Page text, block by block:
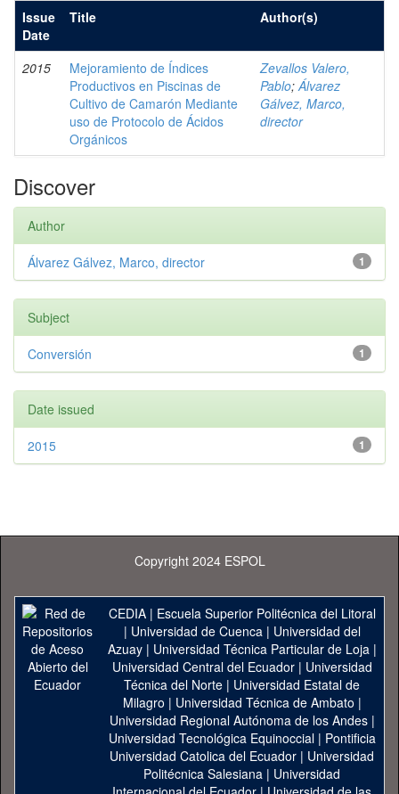
Issue
Date
Title Author(s)
2015
Mejoramiento de Índices
Productivos en Piscinas de
Cultivo de Camarón Mediante
uso de Protocolo de Ácidos
Orgánicos
Zevallos Valero,
Pablo;Álvarez
Gálvez, Marco,
director
Discover
Author
1
Álvarez Gálvez, Marco, director
Subject
1
Conversión
Date issued
1
2015
Copyright 2024 ESPOL
CEDIA| Escuela Superior Politécnica del Litoral
| Universidad de Cuenca| Universidad del
Azuay| Universidad Técnica Particular de Loja|
Universidad Central del Ecuador| Universidad
Técnica del Norte | Universidad Estatal de
Milagro | Universidad Técnica de Ambato |
Universidad Regional Autónoma de los Andes|
Universidad Tecnológica Equinoccial| Pontificia
Universidad Catolica del Ecuador | Universidad
Politécnica Salesiana | Universidad